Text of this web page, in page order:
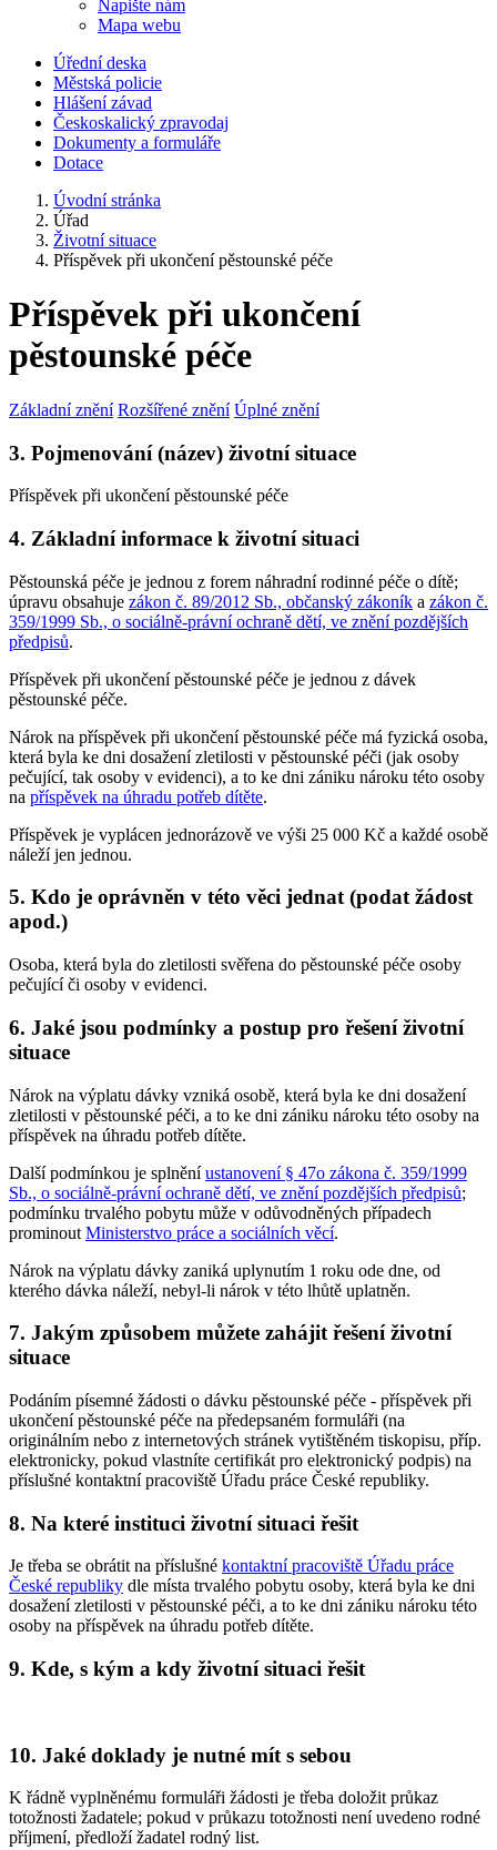
Napište nám
Mapa webu
Úřední deska
Městská policie
Hlášení závad
Českoskalický zpravodaj
Dokumenty a formuláře
Dotace
Úvodní stránka
Úřad
Životní situace
Příspěvek při ukončení pěstounské péče
Příspěvek při ukončení
pěstounské péče
Základní znění Rozšířené znění Úplné znění
3. Pojmenování (název) životní situace
Příspěvek při ukončení pěstounské péče
4. Základní informace k životní situaci
Pěstounská péče je jednou z forem náhradní rodinné péče o dítě;
úpravu obsahuje zákon č. 89/2012 Sb., občanský zákoník a zákon č.
359/1999 Sb., o sociálně-právní ochraně dětí, ve znění pozdějších
předpisů.
Příspěvek při ukončení pěstounské péče je jednou z dávek
pěstounské péče.
Nárok na příspěvek při ukončení pěstounské péče má fyzická osoba,
která byla ke dni dosažení zletilosti v pěstounské péči (jak osoby
pečující, tak osoby v evidenci), a to ke dni zániku nároku této osoby
na příspěvek na úhradu potřeb dítěte.
Příspěvek je vyplácen jednorázově ve výši 25 000 Kč a každé osobě
náleží jen jednou.
5. Kdo je oprávněn v této věci jednat (podat žádost
apod.)
Osoba, která byla do zletilosti svěřena do pěstounské péče osoby
pečující či osoby v evidenci.
6. Jaké jsou podmínky a postup pro řešení životní
situace
Nárok na výplatu dávky vzniká osobě, která byla ke dni dosažení
zletilosti v pěstounské péči, a to ke dni zániku nároku této osoby na
příspěvek na úhradu potřeb dítěte.
Další podmínkou je splněníustanovení § 47o zákona č. 359/1999
Sb., o sociálně-právní ochraně dětí, ve znění pozdějších předpisů;
podmínku trvalého pobytu může v odůvodněných případech
prominout Ministerstvo práce a sociálních věcí.
Nárok na výplatu dávky zaniká uplynutím 1 roku ode dne, od
kterého dávka náleží, nebyl-li nárok v této lhůtě uplatněn.
7. Jakým způsobem můžete zahájit řešení životní
situace
Podáním písemné žádosti o dávku pěstounské péče - příspěvek při
ukončení pěstounské péče na předepsaném formuláři (na
originálním nebo z internetových stránek vytištěném tiskopisu, příp.
elektronicky, pokud vlastníte certifikát pro elektronický podpis) na
příslušné kontaktní pracoviště Úřadu práce České republiky.
8. Na které instituci životní situaci řešit
Je třeba se obrátit na příslušné kontaktní pracoviště Úřadu práce
České republiky dle místa trvalého pobytu osoby, která byla ke dni
dosažení zletilosti v pěstounské péči, a to ke dni zániku nároku této
osoby na příspěvek na úhradu potřeb dítěte.
9. Kde, s kým a kdy životní situaci řešit
10. Jaké doklady je nutné mít s sebou
K řádně vyplněnému formuláři žádosti je třeba doložit průkaz
totožnosti žadatele; pokud v průkazu totožnosti není uvedeno rodné
příjmení, předloží žadatel rodný list.